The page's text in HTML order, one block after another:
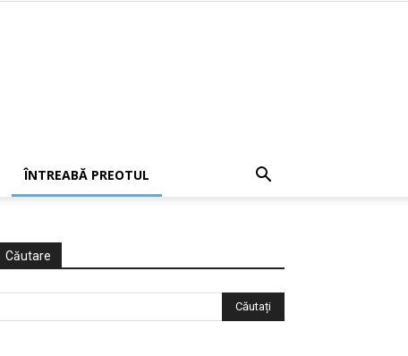
ÎNTREABĂ PREOTUL
Căutare